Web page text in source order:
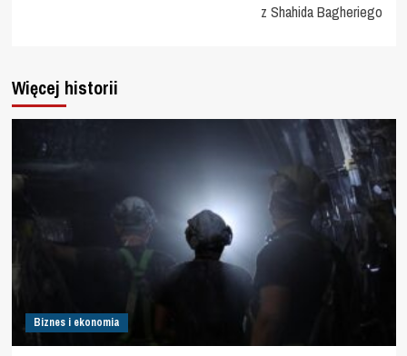
z Shahida Bagheriego
Więcej historii
Biznes i ekonomia